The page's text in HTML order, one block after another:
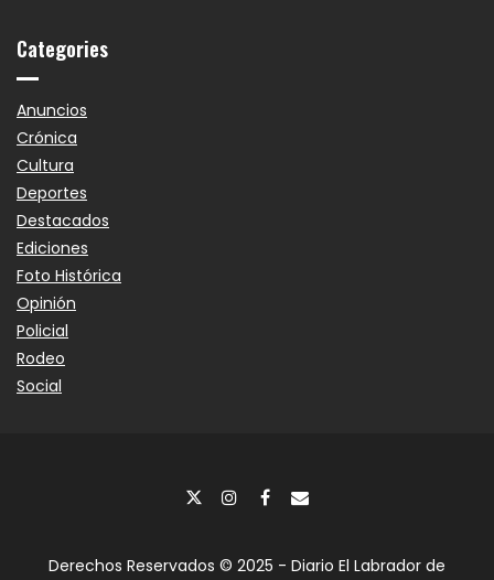
Categories
Anuncios
Crónica
Cultura
Deportes
Destacados
Ediciones
Foto Histórica
Opinión
Policial
Rodeo
Social
Derechos Reservados © 2025 - Diario El Labrador de